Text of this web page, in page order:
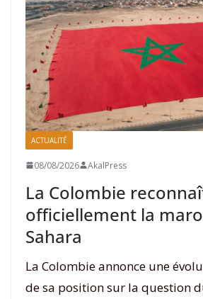
ACTUALITÉ
08/08/2026 AkalPress
La Colombie
officiellement la
Sahara
La Colombie annonce une
de sa position sur la question